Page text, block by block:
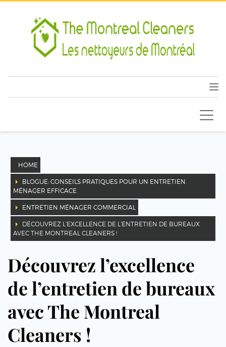
HOME
BLOGUE: CONSEILS PRATIQUES POUR UN ENTRETIEN
MÉNAGER EFFICACE
ENTRETIEN MÉNAGER COMMERCIAL
DÉCOUVREZ L’EXCELLENCE DE L’ENTRETIEN DE BUREAUX
AVEC THE MONTREAL CLEANERS !
Découvrez l’excellence
de l’entretien de bureaux
avec The Montreal
Cleaners !